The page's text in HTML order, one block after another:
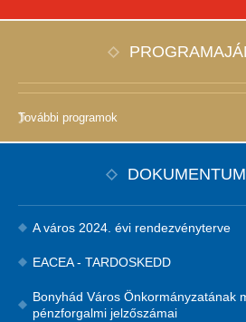
További programok
A város 2024. évi rendezvényterve
EACEA - TARDOSKEDD
Bonyhád Város Önkormányzatának
pénzforgalmi jelzőszámai